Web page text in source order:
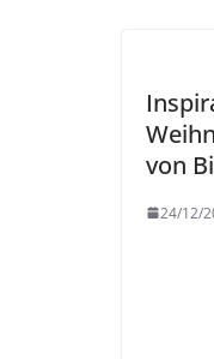
von
24/12/